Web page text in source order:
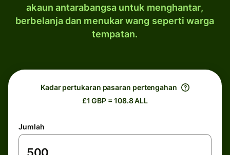
akaun antarabangsa untuk menghantar,
berbelanja dan menukar wang seperti warga
tempatan.
Kadar pertukaran pasaran pertengahan
£1 GBP = 108.8 ALL
Jumlah